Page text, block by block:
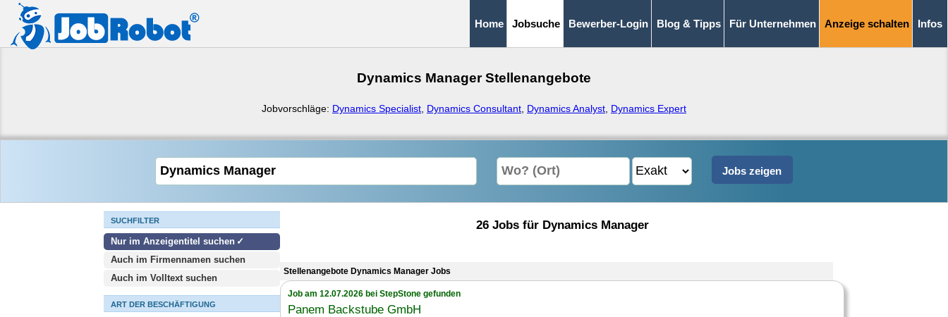
Home Jobsuche Bewerber-Login Blog & Tipps Für Unternehmen Anzeige schalten Infos
Dynamics Manager Stellenangebote
Jobvorschläge: Dynamics Specialist Dynamics Consultant Dynamics Analyst Dynamics Expert
SUCHFILTER
Nur im Anzeigentitel suchen
Auch im Firmennamen suchen
Auch im Volltext suchen
ART DER BESCHÄFTIGUNG
26 Jobs für Dynamics Manager
Stellenangebote Dynamics Manager Jobs
Job am 12.07.2026 bei StepStone gefunden
Panem Backstube GmbH